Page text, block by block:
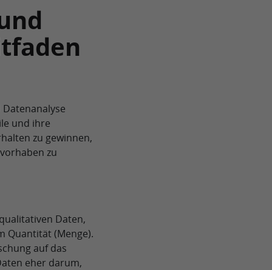
und ihre
zu gewinnen,
zu
Daten,
Quantität (Menge).
auf das
eher darum,